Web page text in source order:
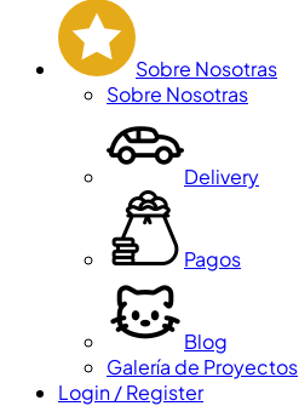
Sobre Nosotras
Sobre Nosotras
Delivery
Pagos
Blog
Galería de Proyectos
Login / Register